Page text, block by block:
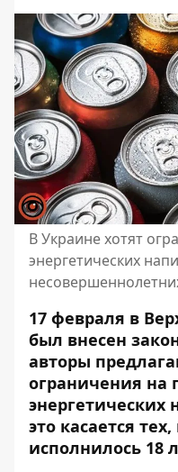
В Украине хотят
энергетических
17 февраля в
был внесен
авторы
ограничения на
энергетических
это касается
исполнилось 18